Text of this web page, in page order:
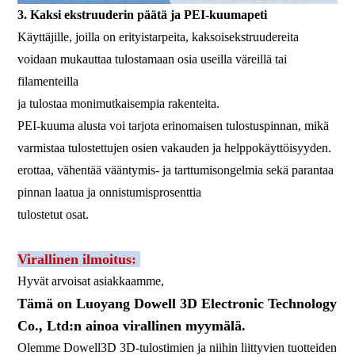
3. Kaksi ekstruuderin päätä ja PEI-kuumapeti
Käyttäjille, joilla on erityistarpeita, kaksoisekstruudereita
voidaan mukauttaa tulostamaan osia useilla väreillä tai
filamenteilla
ja tulostaa monimutkaisempia rakenteita.
PEI-kuuma alusta voi tarjota erinomaisen tulostuspinnan, mikä
varmistaa tulostettujen osien vakauden ja helppokäyttöisyyden.
erottaa, vähentää vääntymis- ja tarttumisongelmia sekä parantaa
pinnan laatua ja onnistumisprosenttia
tulostetut osat.
Virallinen ilmoitus:
Hyvät arvoisat asiakkaamme,
Tämä on Luoyang Dowell 3D Electronic Technology
Co., Ltd:n ainoa virallinen myymälä.
Olemme Dowell3D 3D-tulostimien ja niihin liittyvien tuotteiden